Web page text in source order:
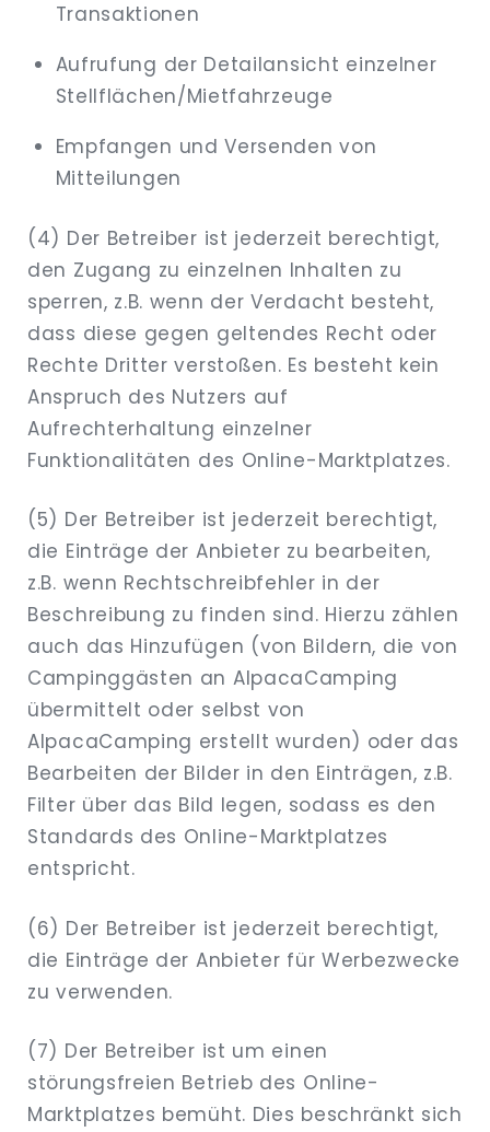
Transaktionen
Aufrufung der Detailansicht einzelner
Stellflächen/Mietfahrzeuge
Empfangen und Versenden von
Mitteilungen
(4) Der Betreiber ist jederzeit berechtigt,
den Zugang zu einzelnen Inhalten zu
sperren, z.B. wenn der Verdacht besteht,
dass diese gegen geltendes Recht oder
Rechte Dritter verstoßen. Es besteht kein
Anspruch des Nutzers auf
Aufrechterhaltung einzelner
Funktionalitäten des Online-Marktplatzes.
(5) Der Betreiber ist jederzeit berechtigt,
die Einträge der Anbieter zu bearbeiten,
z.B. wenn Rechtschreibfehler in der
Beschreibung zu finden sind. Hierzu zählen
auch das Hinzufügen (von Bildern, die von
Campinggästen an AlpacaCamping
übermittelt oder selbst von
AlpacaCamping erstellt wurden) oder das
Bearbeiten der Bilder in den Einträgen, z.B.
Filter über das Bild legen, sodass es den
Standards des Online-Marktplatzes
entspricht.
(6) Der Betreiber ist jederzeit berechtigt,
die Einträge der Anbieter für Werbezwecke
zu verwenden.
(7) Der Betreiber ist um einen
störungsfreien Betrieb des Online-
Marktplatzes bemüht. Dies beschränkt sich